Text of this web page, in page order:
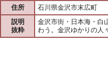
住所
石川県金沢市末広町
説明
抜粋
金沢市街・日本海・白
わう。金沢ゆかりの人